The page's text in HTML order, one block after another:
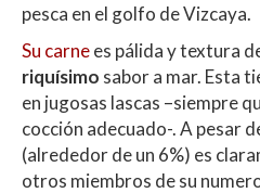
pesca en el golfo de Vizcaya.
Su carnees pálida y textura
riquísimo sabor a mar. Esta
en jugosas lascas –siempre
cocción adecuado-. A pesar
(alrededor de un 6%) es
otros miembros de su